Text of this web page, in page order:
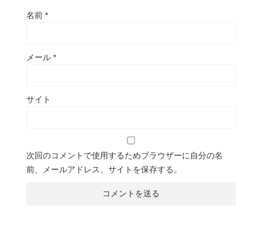
名前 *
メール *
サイト
次回のコメントで使用するためブラウザーに自分の名
前、メールアドレス、サイトを保存する。